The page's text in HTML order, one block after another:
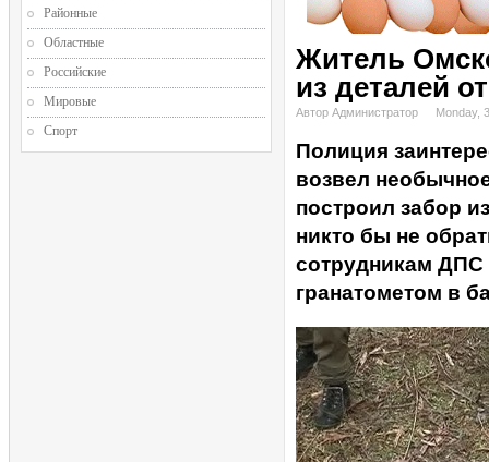
Житель
из деталей
Автор Администратор Monday,
Полиция
возвел
построил забор
никто бы не
сотрудникам ДПС
гранатометом в
Районные
Областные
Российские
Мировые
Спорт